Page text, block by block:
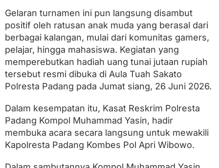
E
-
S
p
o
s
M
o
i
l
L
e
Gelaran turnamen ini pun langsung disambut
positif oleh ratusan anak muda yang berasal dari
berbagai kalangan, mulai dari komunitas gamers,
pelajar, hingga mahasiswa. Kegiatan yang
memperebutkan hadiah uang tunai jutaan rupiah
tersebut resmi dibuka di Aula Tuah Sakato
Polresta Padang pada Jumat siang, 26 Juni 2026.
Dalam kesempatan itu, Kasat Reskrim Polresta
Padang Kompol Muhammad Yasin, hadir
membuka acara secara langsung untuk mewakili
Kapolresta Padang Kombes Pol Apri Wibowo.